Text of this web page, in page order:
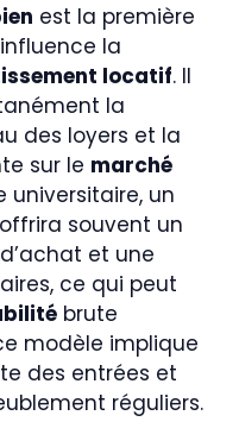
est la première
la
locatif. Il
la
des loyers et la
sur le marché
universitaire, un
souvent un
et une
ce qui peut
brute
modèle implique
des entrées et
réguliers.